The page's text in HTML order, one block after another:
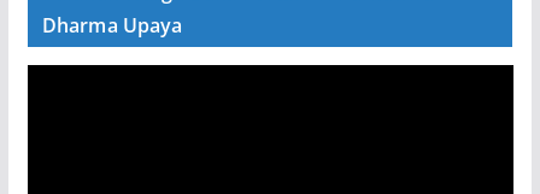
Dharma Upaya